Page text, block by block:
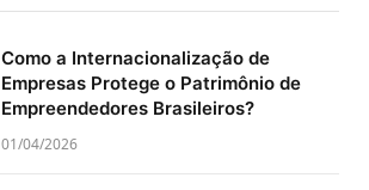
Como a Internacionalização de
Empresas Protege o Patrimônio de
Empreendedores Brasileiros?
01/04/2026